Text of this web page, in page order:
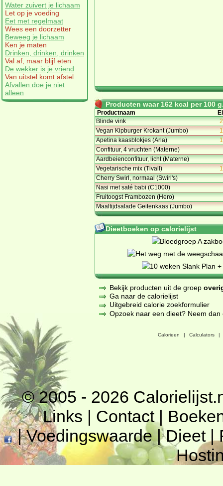
Water zuivert je lichaam
Let op je voeding
Eet met regelmaat
Wees een doorzetter
Beweeg je lichaam
Ken je maten
Drinken, drinken, drinken
Val af, maar blijf eten
De wekker is je vriend
Van uitstel komt afstel
Afvallen doe je niet
alleen
Producten waar 162 kcal per 100
Productnaam
Blinde vink
Vegan Kipburger Krokant (Jumbo)
Apetina kaasblokjes (Arla)
Confituur, 4 vruchten (Materne)
Aardbeienconfituur, licht (Materne)
Vegetarische mix (Tivall)
Cherry Swirl, normaal (Swirl's)
Nasi met saté babi (C1000)
Fruitoogst Frambozen (Hero)
Maaltijdsalade Geitenkaas (Jumbo)
Dieetboeken op calorielijst
Bekijk producten uit de groep
Ga naar de calorielijst
Uitgebreid calorie zoekformulier
Opzoek naar een dieet? Neem
Calorieen | Calculators |
© 2005 - 2026
Links | Contact|
|Voedingswaarde|Dieet|